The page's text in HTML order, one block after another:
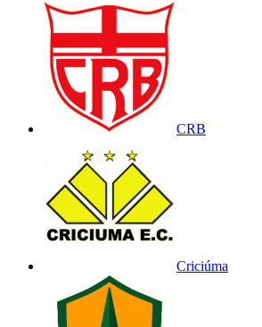
CRB
Criciúma